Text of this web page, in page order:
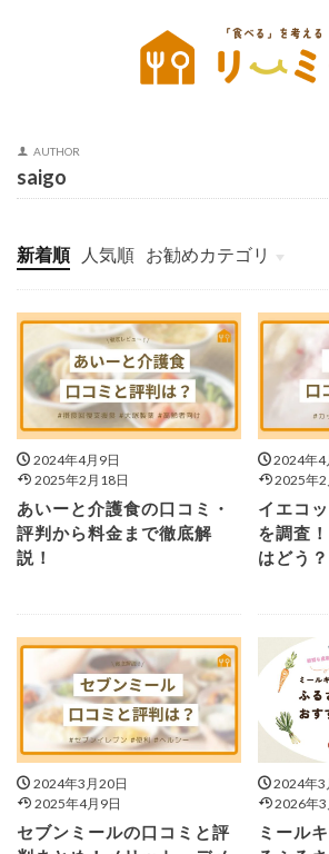
AUTHOR
saigo
新着順 人気順 お勧めカテゴリ
未分類
2024年4月9日
2025年2月18日
あいーと介護食の口コミ・
評判から料金まで徹底解
説！
2024年4
2025年2
イエコ
を調査
はどう？
2024年3月20日
2025年4月9日
セブンミールの口コミと評
2024年3
2026年3
ミール